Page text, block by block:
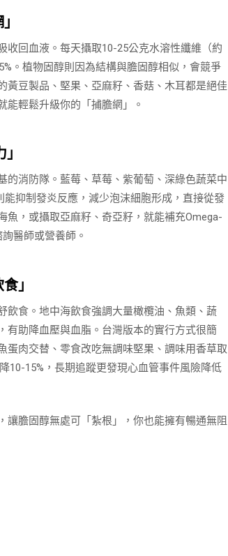
回血液。每天攝取10-25公克水溶性纖維（約
。植物固醇則因為結構與膽固醇相似，會競爭
黃豆製品、堅果、亞麻籽、香菇、木耳都是絕佳
能輕鬆升級你的「捕膽網」。
消防隊。藍莓、草莓、紫葡萄、深綠色蔬菜中
抑制發炎反應，減少泡沫細胞形成，直接從發
，或攝取亞麻籽、奇亞籽，就能補充Omega-
醫師或營養師。
」
飲食。地中海飲食強調大量橄欖油、魚類、蔬
有助降血壓與血脂。台灣版本的實行方式很簡
蛋肉交替、零食改吃無調味堅果、調味用香草取
10-15%，長期追蹤更發現心血管事件風險降低
膽固醇無處可「紮根」，你也能擁有暢通無阻